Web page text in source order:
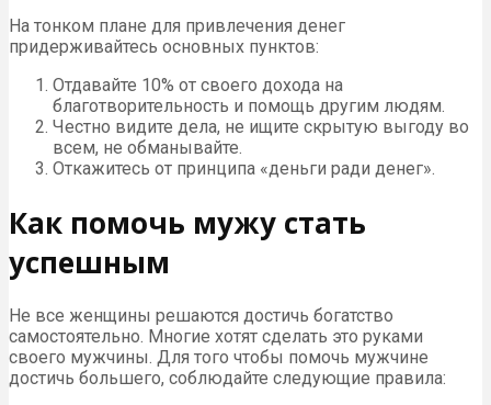
На тонком плане для привлечения денег
придерживайтесь основных пунктов:
Отдавайте 10% от своего дохода на
благотворительность и помощь другим людям.
Честно видите дела, не ищите скрытую выгоду во
всем, не обманывайте.
Откажитесь от принципа «деньги ради денег».
Как помочь мужу стать
успешным
Не все женщины решаются достичь богатство
самостоятельно. Многие хотят сделать это руками
своего мужчины. Для того чтобы помочь мужчине
достичь большего, соблюдайте следующие правила: